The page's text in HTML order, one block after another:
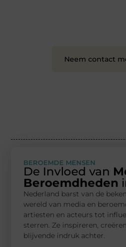
Neem contact
BEROEMDE MENSEN
De Invloed van
Beroemdheden
Nederland barst van de
wereld van media en
artiesten en acteurs tot
sterren. Ze inspireren,
blijvende indruk achter.